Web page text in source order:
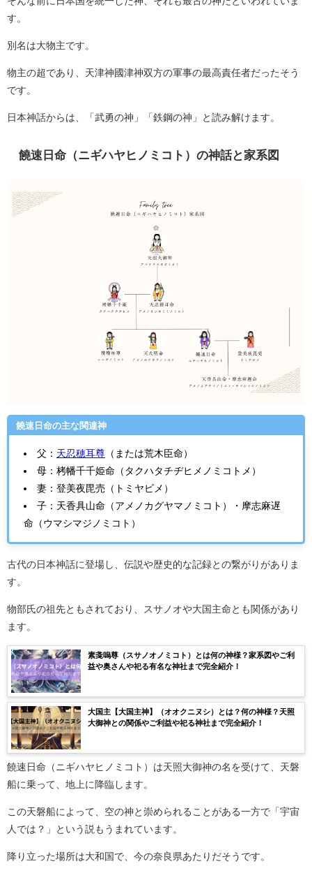
す。
別名は大物主です。
物主の超であり、天津神國津神双方の軍事の最高責任者だったそう
です。
日本神話からは、「武勇の神」「鉄鋼の神」と読み解けます。
饒速日命（ニギハヤヒノミコト）の神話と家系図
饒速日命の主な関連神
父： 天忍穂耳尊 （または荒木臣命）
母：栲幡千千姫命（タクハタチヂヒメノミコトメ）
妻：登美夜毘売（トミヤビメ）
子：天香具山命（アメノカグヤマノミコト）・摩志麻遅
命（ウマシマジノミコト）
古代の日本神話に登場し、伝説や歴史的な記録との繋がりがありま
す。
物部氏の祖先ともされており、スサノオや大国主命とも関係があり
ます。
素戔嗚尊（スサノオノミコト）とは何の神様？家系図やご利
益や奥さんや祀る有名な神社まで完全紹介！
大国主【大国主神】（オオクニヌシ）とは？何の神様？天照
大御神との関係やご利益や祀る神社まで完全紹介！
饒速日命（ニギハヤヒノミコト）は天照大御神の名を受けて、天磐
船に乗って、地上に降臨します。
この天磐船によって、空の神と崇められることがある一方で「宇宙
人では？」という説もうまれています。
降り立った場所は大和国で、今の奈良県あたりだそうです。